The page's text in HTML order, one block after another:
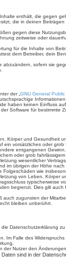
enthält, die gegen
die in deinen
gegen diese
zeitweise oder
für die Inhalte von
dem Betreiber, dein
sofern sie
der „ GNU General
haben keinen Einfluss
Software für bestimmte
Körper und Gesundheit
ein vorsätzliches oder
entgangenen Gewinn.
oder grob
wesentlicher
im übrigen der Höhe
Folgeschäden wie
von Leben, Körper
typischerweise
begrenzt. Dies gilt
zugunsten der
bleiben unberührt.
Datenschutzerklärung
Im Falle des
der Nutzer den
sind in der